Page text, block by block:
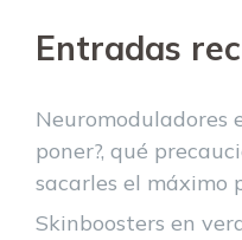
Entradas
Neuromoduladores
poner?, qué
sacarles el máximo
Skinboosters en